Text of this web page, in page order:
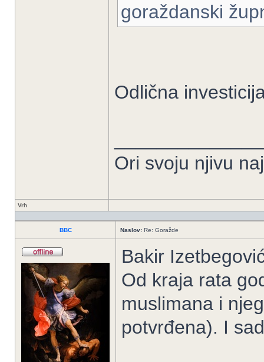
goraždanski
Odlična
Ori svoju njivu
Vrh
BBC Naslov: Re: Goražde
Bakir
Od kraja rata
muslimana i
potvrđena). I